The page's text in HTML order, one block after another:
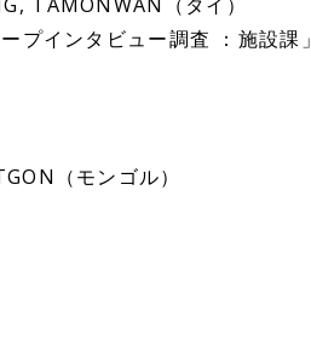
プインタビュー調査 ：施設課」
（モンゴル）